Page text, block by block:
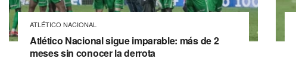
ATLÉTICO NACIONAL
Atlético Nacional sigue imparable: más de 2
meses sin conocer la derrota